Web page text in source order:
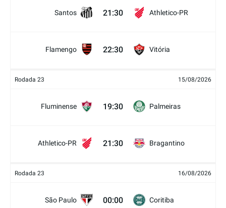
Santos 21:30 Athletico-PR
Flamengo 22:30 Vitória
Rodada 23 15/08/2026
Fluminense 19:30 Palmeiras
Athletico-PR 21:30 Bragantino
Rodada 23 16/08/2026
São Paulo 00:00 Coritiba